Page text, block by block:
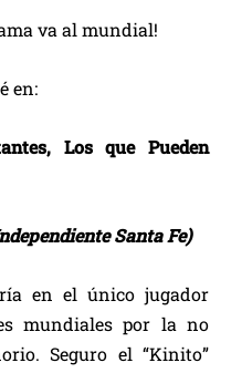
va al mundial!
en:
Los que Pueden
Santa Fe)
en el único jugador
mundiales por la no
Seguro el “Kinito”